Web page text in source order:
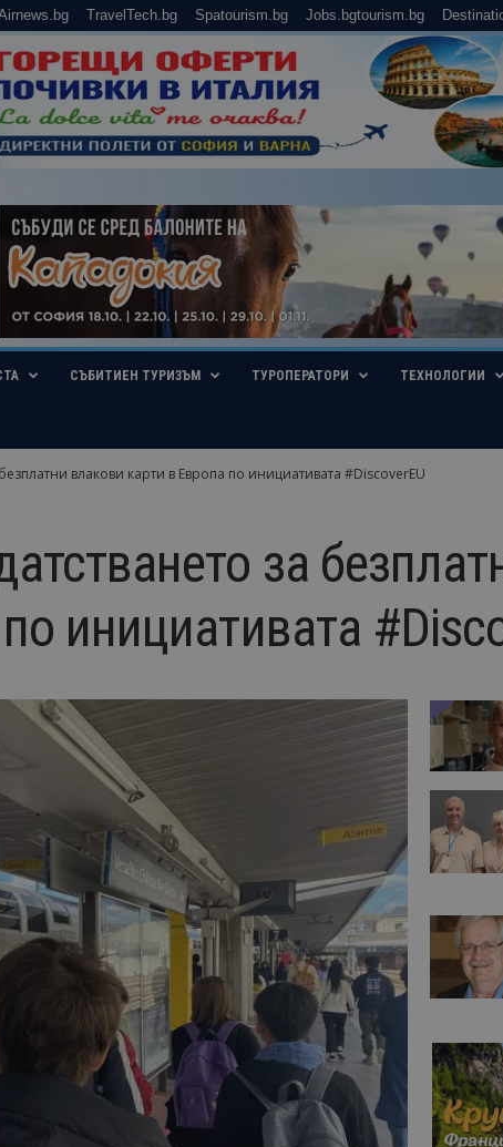
TravelTech.bg Spatourism.bg Jobs.bgtourism.bg
СЪБИТИЕН ТУРИЗЪМ ТУРОПЕРАТОРИ ТЕХНОЛОГИИ
влакови карти в Европа по инициативата #DiscoverEU
за
инициативата